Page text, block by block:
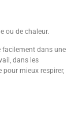
ou de chaleur.
facilement dans une
dans les
pour mieux respirer,